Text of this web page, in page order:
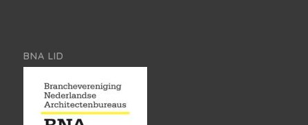
BNA LID